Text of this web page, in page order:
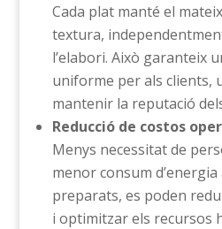
Cada plat manté el
textura,
l’elabori. Això garanteix
uniforme per als clients,
mantenir la reputació
Reducció de costos
Menys necessitat de
menor consum
preparats, es poden
i optimitzar els recursos